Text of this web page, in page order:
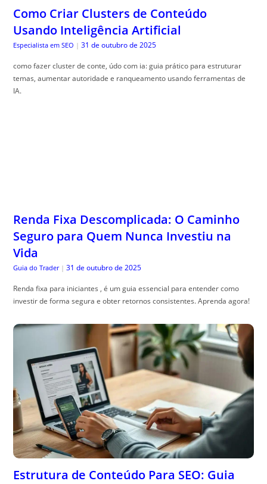
Como Criar Clusters de Conteúdo
Usando Inteligência Artificial
Especialista em SEO | 31 de outubro de 2025
como fazer cluster de conte, údo com ia: guia prático para estruturar
temas, aumentar autoridade e ranqueamento usando ferramentas de
IA.
Renda Fixa Descomplicada: O Caminho
Seguro para Quem Nunca Investiu na
Vida
Guia do Trader | 31 de outubro de 2025
Renda fixa para iniciantes , é um guia essencial para entender como
investir de forma segura e obter retornos consistentes. Aprenda agora!
Estrutura de Conteúdo Para SEO: Guia